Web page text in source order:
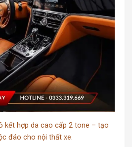
kết hợp da cao cấp 2 tone – tạo
đáo cho nội thất xe.